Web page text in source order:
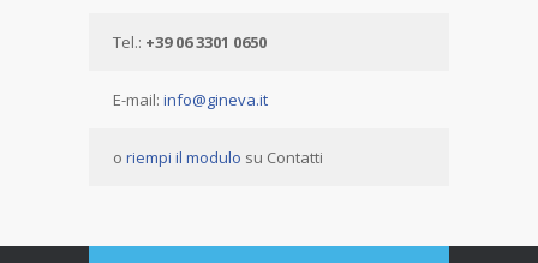
Tel.: +39 06 3301 0650
E-mail: info@gineva.it
o riempi il modulo su Contatti